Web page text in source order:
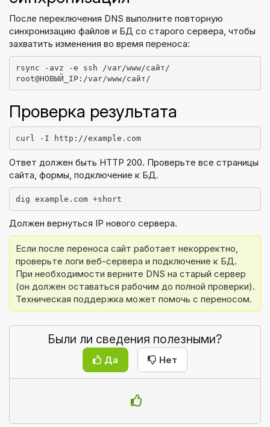
После переключения DNS выполните повторную
синхронизацию файлов и БД со старого сервера, чтобы
захватить изменения во время переноса:
rsync -avz -e ssh /var/www/сайт/
root@НОВЫЙ_IP:/var/www/сайт/
Проверка результата
curl -I http://example.com
Ответ должен быть HTTP 200. Проверьте все страницы
сайта, формы, подключение к БД.
dig example.com +short
Должен вернуться IP нового сервера.
Если после переноса сайт работает некорректно,
проверьте логи веб-сервера и подключение к БД.
При необходимости верните DNS на старый сервер
(он должен оставаться рабочим до полной проверки).
Техническая поддержка может помочь с переносом.
Были ли сведения полезными?
Да Нет